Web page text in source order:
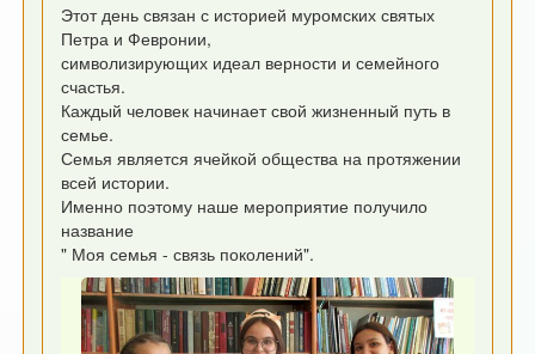
Этот день связан с историей муромских святых
Петра и Февронии,
символизирующих идеал верности и семейного
счастья.
Каждый человек начинает свой жизненный путь в
семье.
Семья является ячейкой общества на протяжении
всей истории.
Именно поэтому наше мероприятие получило
название
" Моя семья - связь поколений".